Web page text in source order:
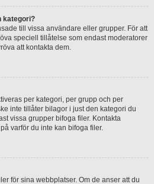
kategori?
till vissa användare eller grupper. För att
speciell tillåtelse som endast moderatorer
att kontakta dem.
per kategori, per grupp och per
inte tillåter bilagor i just den kategori du
vissa grupper bifoga filer. Kontakta
varför du inte kan bifoga filer.
för sina webbplatser. Om de anser att du